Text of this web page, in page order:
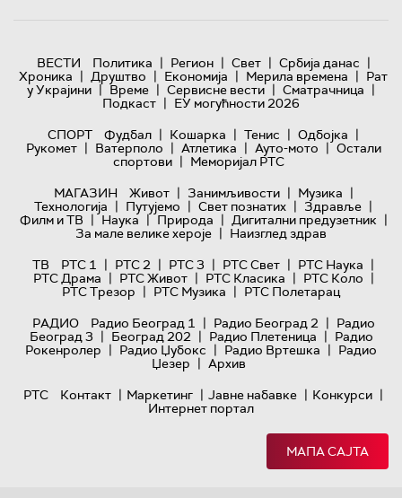
ВЕСТИ Политика | Регион | Свет | Србија данас |
Хроника | Друштво | Економија | Мерила времена | Рат
у Украјини | Време | Сервисне вести | Сматрачница |
Подкаст | ЕУ могућности 2026
СПОРТ
Фудбал | Кошарка | Тенис | Одбојка |
Рукомет | Ватерполо | Атлетика | Ауто-мото | Остали
спортови | Меморијал РТС
МАГАЗИН
Живот | Занимљивости | Музика |
Технологијa | Путујемо | Свет познатих | Здравље |
Филм и ТВ | Наука | Природа | Дигитални предузетник |
За мале велике хероје | Наизглед здрав
ТВ
РТС 1 | РТС 2 | РТС 3 | РТС Свет | РТС Наука |
РТС Драма | РТС Живот | РТС Класика | РТС Коло |
РТС Трезор | РТС Музика | РТС Полетарац
РАДИО
Радио Београд 1 | Радио Београд 2 | Радио
Београд 3 | Београд 202 | Радио Плетеница | Радио
Рокенролер | Радио Џубокс | Радио Вртешка | Радио
Џезер | Архив
РТС
Контакт | Маркетинг | Јавне набавке | Конкурси |
Интернет портал
МАПА САЈТА